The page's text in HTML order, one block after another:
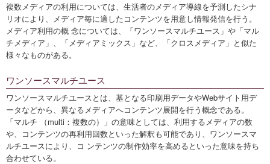
複数メディアの利用については、生活者のメディア導線を予測したシナ
リオにより、メディア毎に適したコンテンツを用意し情報発信を行う。
メディア利用の概 念については、「ワンソースマルチユース」や「マル
チメディア」、「メディアミックス」など、「クロスメディア」と似た
様々なものがある。
ワンソースマルチユース
ワンソースマルチユースとは、基となる印刷用データやWebサイト用デ
ータなどから、異なるメディアへコンテンツ展開を行う概念である。
「マルチ （multi：複数の）」の意味としては、利用するメディアの数
や、コンテンツの再利用回数といった解釈も可能であり、ワンソースマ
ルチユースにより、コ ンテンツの制作効率を高めるといった意味を持ち
合わせている。